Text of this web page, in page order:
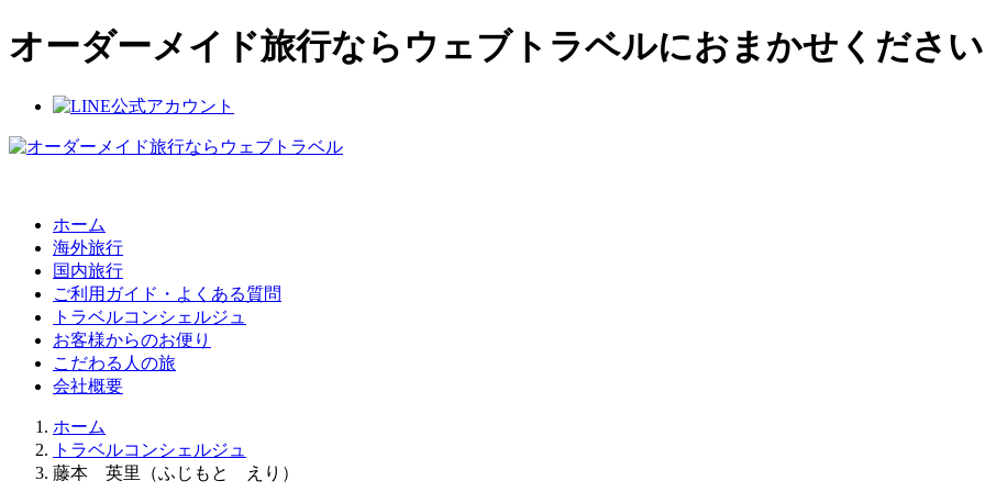
オーダーメイド旅行ならウェブトラベルにおまかせくださ
ホーム
海外旅行
国内旅行
ご利用ガイド・よくある質問
トラベルコンシェルジュ
お客様からのお便り
こだわる人の旅
会社概要
ホーム
トラベルコンシェルジュ
藤本 英里（ふじもと えり）